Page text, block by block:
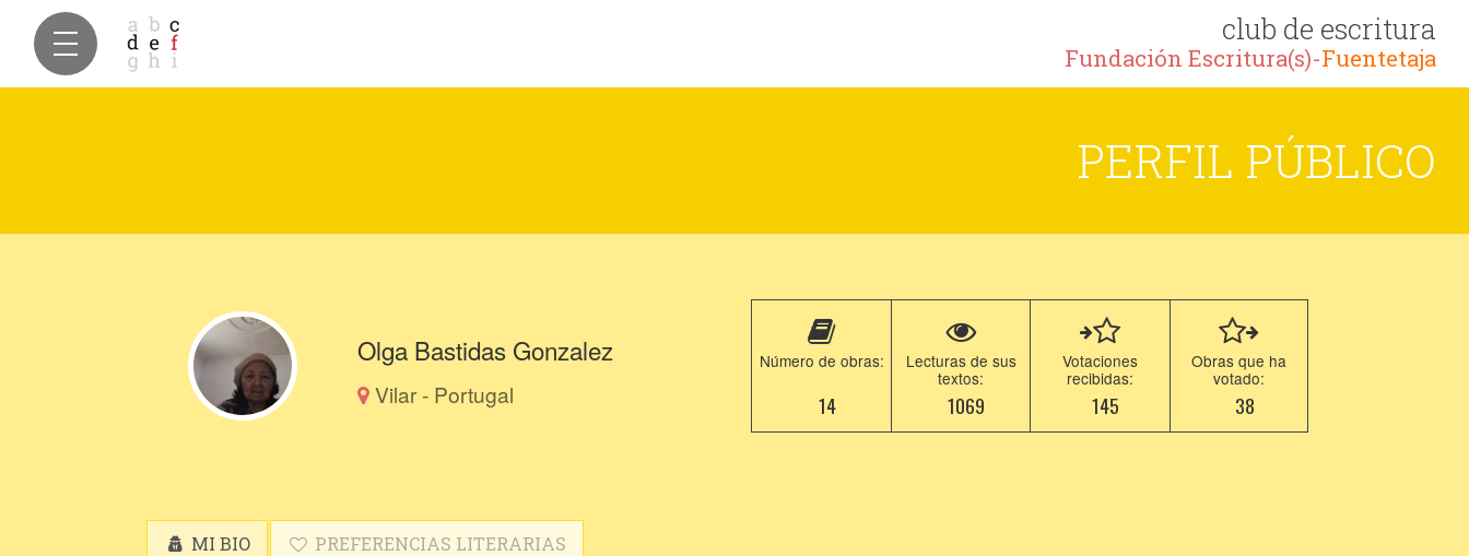
club de escritura
Fundación Escritura(s)-Fuentetaja
PERFIL PÚBLICO
Olga Bastidas Gonzalez
Vilar - Portugal
Número de obras:
14
Lecturas de sus
textos:
1069
Votaciones
recibidas:
145
Obras que ha
votado:
38
MI BIO PREFERENCIAS LITERARIAS